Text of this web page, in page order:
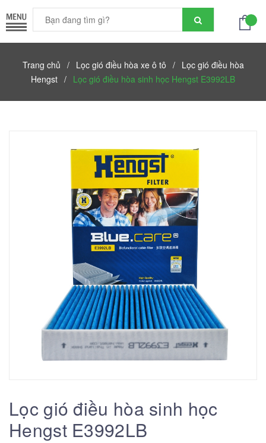
Trang chủ / Lọc gió điều hòa xe ô tô / Lọc gió điều hòa
Hengst / Lọc gió điều hòa sinh học Hengst E3992LB
Lọc gió điều hòa sinh học
Hengst E3992LB